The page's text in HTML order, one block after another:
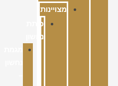
מצויינות
כיתת
נחשון